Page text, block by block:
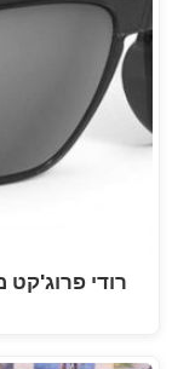
רודי